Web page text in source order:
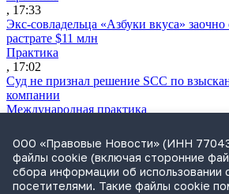
, 17:33
Экс-совладельца «Азбуки вкуса» заочно
растрате $11 млн
Практика
, 17:02
Суд не признал решение SCC по
компании
Международная практика
Дроны могут начать применять для
ПДД
Практика
, 15:41
ООО «Правовые Новости» (ИНН
файлы cookie (включая сторонние
сбора информации об использовании
посетителями. Такие файлы cookie